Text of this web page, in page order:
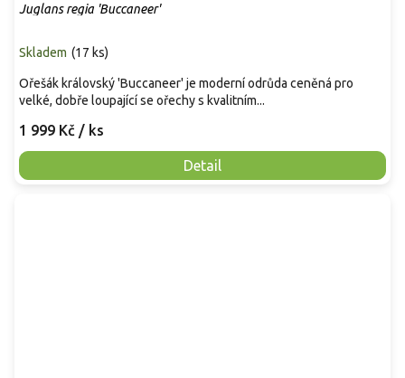
Juglans regia 'Buccaneer'
Skladem (17 ks)
1 999 Kč / ks
Detail
Ořešák královský 'Buccaneer' je moderní odrůda ceněná pro
velké, dobře loupající se ořechy s kvalitním...